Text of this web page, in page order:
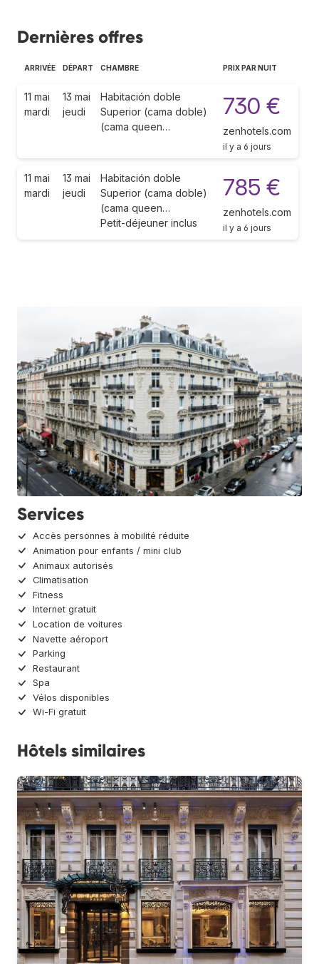
Dernières offres
ARRIVÉE DÉPART CHAMBRE PRIX PAR NUIT
11 mai
mardi
13 mai
jeudi
Habitación doble
Superior (cama doble)
(cama queen…
730 €
zenhotels.com
il y a 6 jours
11 mai
mardi
13 mai
jeudi
Habitación doble
Superior (cama doble)
(cama queen…
Petit-déjeuner inclus
785 €
zenhotels.com
il y a 6 jours
Services
Accès personnes à mobilité réduite
Animation pour enfants / mini club
Animaux autorisés
Climatisation
Fitness
Internet gratuit
Location de voitures
Navette aéroport
Parking
Restaurant
Spa
Vélos disponibles
Wi-Fi gratuit
Hôtels similaires